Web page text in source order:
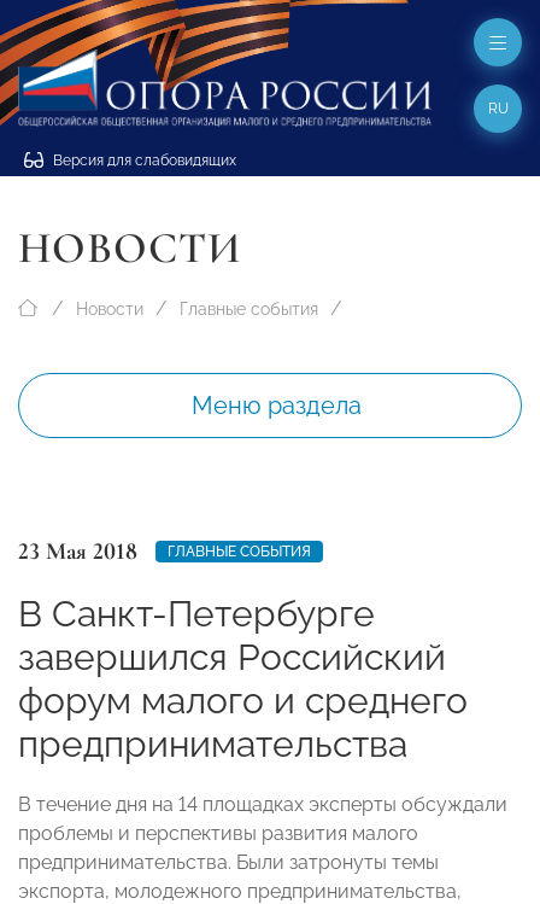
Версия для слабовидящих
RU
НОВОСТИ
Новости Главные события
Меню раздела
23 Мая 2018 ГЛАВНЫЕ СОБЫТИЯ
В Санкт-Петербурге
завершился Российский
форум малого и среднего
предпринимательства
В течение дня на 14 площадках эксперты обсуждали
проблемы и перспективы развития малого
предпринимательства. Были затронуты темы
экспорта, молодежного предпринимательства,